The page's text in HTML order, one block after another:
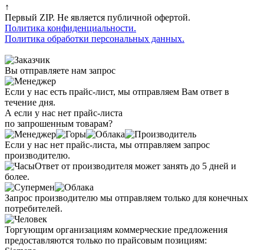
↑
Первый ZIP. Не является публичной офертой.
Политика конфиденциальности.
Политика обработки персональных данных.
Вы отправляете нам запрос
Если у нас есть прайс-лист, мы отправляем Вам ответ в
течение дня.
А если у нас нет прайс-листа
по запрошенным товарам?
Если у нас нет прайс-листа, мы отправляем запрос
производителю.
Ответ от производителя может занять до 5 дней и
более.
Запрос производителю мы отправляем только для конечных
потребителей.
Торгующим организациям коммерческие предложения
предоставляются только по прайсовым позициям: